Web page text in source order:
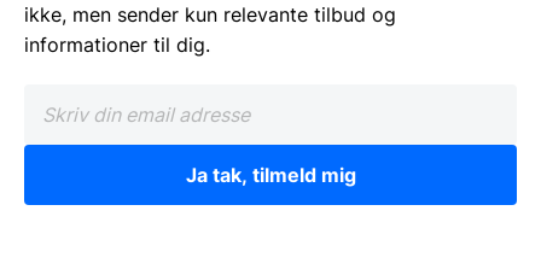
ikke, men sender kun relevante tilbud og
informationer til dig.
Ja tak, tilmeld mig